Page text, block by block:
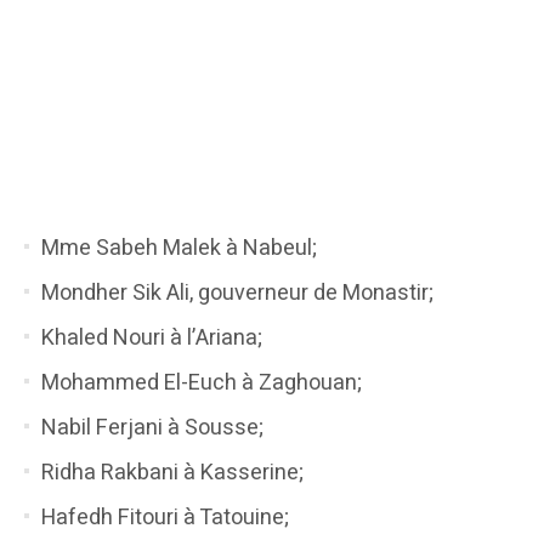
Mme Sabeh Malek à Nabeul;
Mondher Sik Ali, gouverneur de Monastir;
Khaled Nouri à l’Ariana;
Mohammed El-Euch à Zaghouan;
Nabil Ferjani à Sousse;
Ridha Rakbani à Kasserine;
Hafedh Fitouri à Tatouine;